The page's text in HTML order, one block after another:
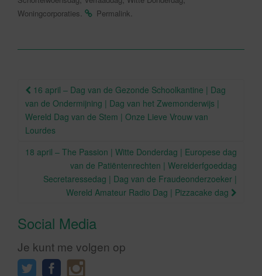
b
o
Woningcorporaties. Permalink.
Berichtnavigatie
16 april – Dag van de Gezonde Schoolkantine | Dag
van de Ondermijning | Dag van het Zwemonderwijs |
Wereld Dag van de Stem | Onze Lieve Vrouw van
Lourdes
18 april – The Passion | Witte Donderdag | Europese dag
van de Patiëntenrechten | Werelderfgoeddag
Secretaressedag | Dag van de Fraudeonderzoeker |
Wereld Amateur Radio Dag | Pizzacake dag
Social Media
Je kunt me volgen op